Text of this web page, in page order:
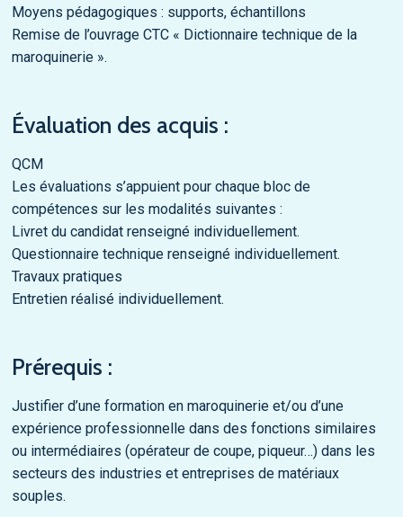
Moyens pédagogiques : supports, échantillons
Remise de l’ouvrage CTC « Dictionnaire technique de la
maroquinerie ».
Évaluation des acquis :
QCM
Les évaluations s’appuient pour chaque bloc de
compétences sur les modalités suivantes :
Livret du candidat renseigné individuellement.
Questionnaire technique renseigné individuellement.
Travaux pratiques
Entretien réalisé individuellement.
Prérequis :
Justifier d’une formation en maroquinerie et/ou d’une
expérience professionnelle dans des fonctions similaires
ou intermédiaires (opérateur de coupe, piqueur…) dans les
secteurs des industries et entreprises de matériaux
souples.